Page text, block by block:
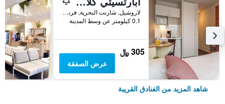
لاروشيل, شارنت البحرية, فرنسا
0.1 كيلومتر عن وسط المدينة
305 ﷼
عرض الصفقة
شاهد المزيد من الفنادق القريبة